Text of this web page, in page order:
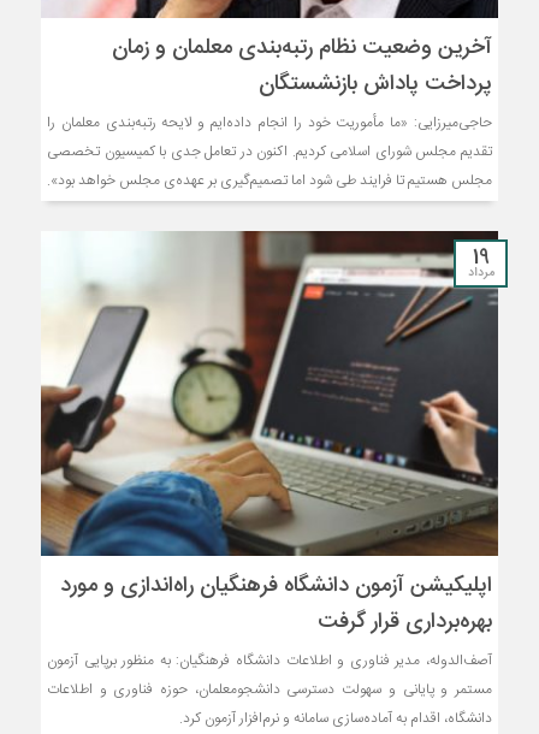
آخرین وضعیت نظام رتبه‌بندی معلمان و زمان
پرداخت پاداش بازنشستگان
حاجی‌میرزایی: «ما مأموریت خود را انجام داده‌ایم و لایحه رتبه‌بندی معلمان را
تقدیم مجلس شورای اسلامی کردیم. اکنون در تعامل جدی با کمیسیون تخصصی
مجلس هستیم تا فرایند طی شود اما تصمیم‌گیری بر عهده‌ی مجلس خواهد بود».
19
مرداد
اپلیکیشن آزمون دانشگاه فرهنگیان راه‌اندازی و مورد
بهره‌برداری قرار گرفت
آصف‌الدوله، مدیر فناوری و اطلاعات دانشگاه فرهنگیان: به منظور برپایی آزمون
مستمر و پایانی و سهولت دسترسی دانشجومعلمان، حوزه فناوری و اطلاعات
دانشگاه، اقدام به آماده‌سازی سامانه و نرم‌افزار آزمون کرد.